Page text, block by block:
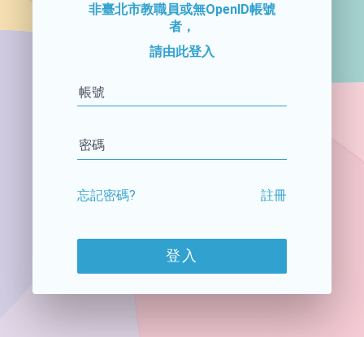
非臺北市教職員或無OpenID帳號
者，
請由此登入
帳號
密碼
忘記密碼? 註冊
登入